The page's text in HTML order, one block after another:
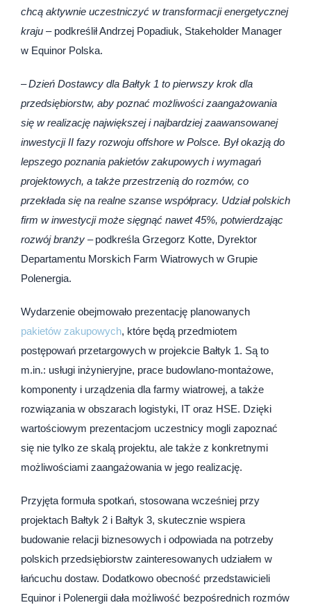
chcą aktywnie uczestniczyć w transformacji energetycznej
kraju – podkreślił Andrzej Popadiuk, Stakeholder Manager
w Equinor Polska.
–Dzień Dostawcy dla Bałtyk 1 to pierwszy krok dla
przedsiębiorstw, aby poznać możliwości zaangażowania
się w realizację największej i najbardziej zaawansowanej
inwestycji II fazy rozwoju offshore w Polsce. Był okazją do
lepszego poznania pakietów zakupowych i wymagań
projektowych, a także przestrzenią do rozmów, co
przekłada się na realne szanse współpracy. Udział polskich
firm w inwestycji może sięgnąć nawet 45%, potwierdzając
rozwój branży – podkreśla Grzegorz Kotte, Dyrektor
Departamentu Morskich Farm Wiatrowych w Grupie
Polenergia.
Wydarzenie obejmowało prezentację planowanych
pakietów zakupowych, które będą przedmiotem
postępowań przetargowych w projekcie Bałtyk 1. Są to
m.in.: usługi inżynieryjne, prace budowlano-montażowe,
komponenty i urządzenia dla farmy wiatrowej, a także
rozwiązania w obszarach logistyki, IT oraz HSE. Dzięki
wartościowym prezentacjom uczestnicy mogli zapoznać
się nie tylko ze skalą projektu, ale także z konkretnymi
możliwościami zaangażowania w jego realizację.
Przyjęta formuła spotkań, stosowana wcześniej przy
projektach Bałtyk 2 i Bałtyk 3, skutecznie wspiera
budowanie relacji biznesowych i odpowiada na potrzeby
polskich przedsiębiorstw zainteresowanych udziałem w
łańcuchu dostaw. Dodatkowo obecność przedstawicieli
Equinor i Polenergii dała możliwość bezpośrednich rozmów